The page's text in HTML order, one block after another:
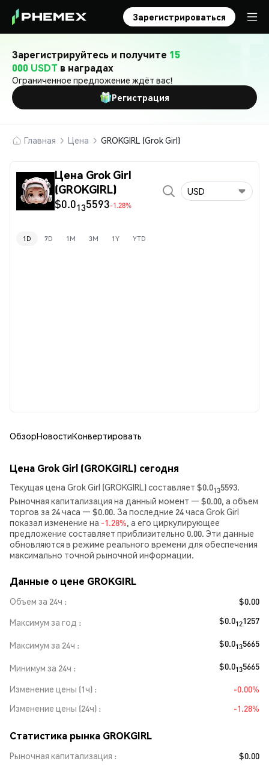
Зарегистрироваться
Зарегистрируйтесь и получите 15
000 USDT в наградах
Ограниченное предложение ждёт вас!
Регистрация
Главная Цена GROKGIRL (Grok Girl)
Цена Grok Girl
(GROKGIRL)
$0.0135593-1.28%
USD
1D 7D 1M 3M 1Y YTD
ОбзорНовостиКонвертировать
Цена Grok Girl (GROKGIRL) сегодня
Текущая цена Grok Girl (GROKGIRL) составляет $0.0135593.
Рыночная капитализация на данный момент — $0.00, а объем
торгов за 24 часа — $0.00. За последние 24 часа Grok Girl
показал изменение на -1.28%, а его циркулирующее
предложение составляет приблизительно 0.00. Эти данные
обновляются в режиме реального времени для обеспечения
максимально точной рыночной информации.
Данные о цене GROKGIRL
Объем за 24ч
$0.00
Максимум за год
$0.0121257
Максимум за 24ч $0.0135665
Минимум за 24ч $0.0135665
Изменение цены (1ч)
-0.00%
Изменение цены (24ч)
-1.28%
Статистика рынка GROKGIRL
Рыночная капитализация
$0.00